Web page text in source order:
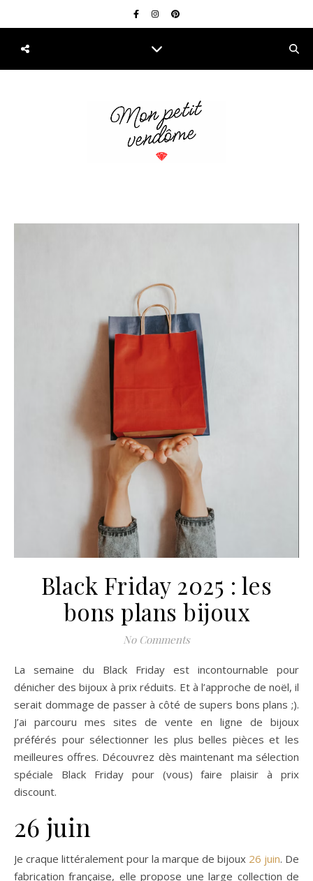
Black Friday 2025 : les
bons plans bijoux
No Comments
La semaine du Black Friday est incontournable pour
dénicher des bijoux à prix réduits. Et à l’approche de noël, il
serait dommage de passer à côté de supers bons plans ;).
J’ai parcouru mes sites de vente en ligne de bijoux
préférés pour sélectionner les plus belles pièces et les
meilleures offres. Découvrez dès maintenant ma sélection
spéciale Black Friday pour (vous) faire plaisir à prix
discount.
26 juin
Je craque littéralement pour la marque de bijoux 26 juin. De
fabrication française, elle propose une large collection de